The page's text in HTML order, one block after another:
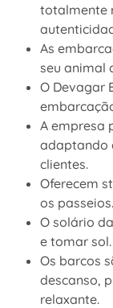
totalmente
As
seu animal
O Devagar
A empresa
adaptando
clientes.
Oferecem
os passeios.
O solário
e tomar sol.
Os barcos
descanso,
relaxante.